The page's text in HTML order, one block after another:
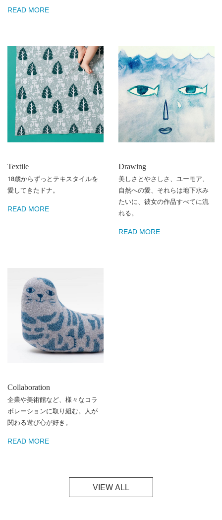
READ MORE
Textile
18歳からずっとテキスタイルを
愛してきたドナ。
READ MORE
Drawing
美しさとやさしさ、ユーモア、
自然への愛、それらは地下水み
たいに、彼女の作品すべてに流
れる。
READ MORE
Collaboration
企業や美術館など、様々なコラ
ボレーションに取り組む。人が
関わる遊び心が好き。
READ MORE
VIEW ALL